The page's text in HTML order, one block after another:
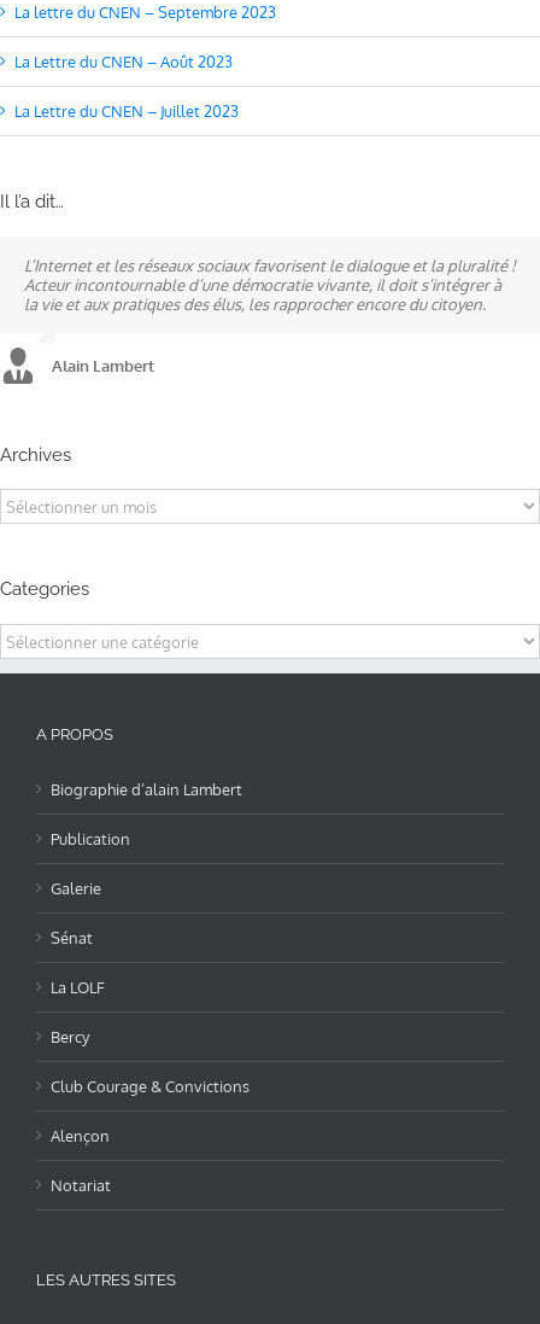
La lettre du CNEN – Septembre 2023
La Lettre du CNEN – Août 2023
La Lettre du CNEN – Juillet 2023
Il l’a dit…
L’Internet et les réseaux sociaux favorisent le dialogue et la pluralité !
Acteur incontournable d’une démocratie vivante, il doit s’intégrer à
la vie et aux pratiques des élus, les rapprocher encore du citoyen.
Alain Lambert
Ne pas subir, mais construire son destin, telle est la philosophie qui
n’a cessé de mobiliser la ville d’Alençon, son agglomération et ses
élus.
Alain Lambert
A mes yeux, la politique est synonyme de service : un sénateur doit
être au service des élus et des communes comme un maire sait si bien
l’être au service des habitants.
Alain Lambert
Archives
Archives
Categories
Categories
A PROPOS
Biographie d’alain Lambert
Publication
Galerie
Sénat
La LOLF
Bercy
Club Courage & Convictions
Alençon
Notariat
LES AUTRES SITES